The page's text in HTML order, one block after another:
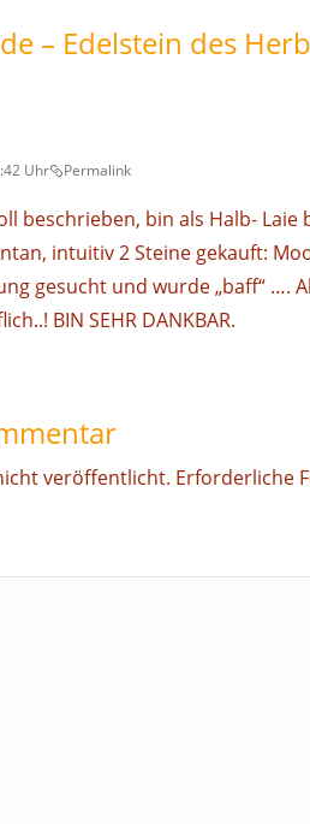
– Edelstein des
Uhr Permalink
beschrieben, bin als Halb- Laie
intuitiv 2 Steine gekauft:
gesucht und wurde „baff“ ….
BIN SEHR DANKBAR.
veröffentlicht. Erforderliche